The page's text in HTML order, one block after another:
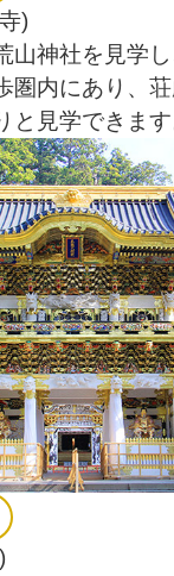
)
山神社を見学
圏内にあり、
と見学できます